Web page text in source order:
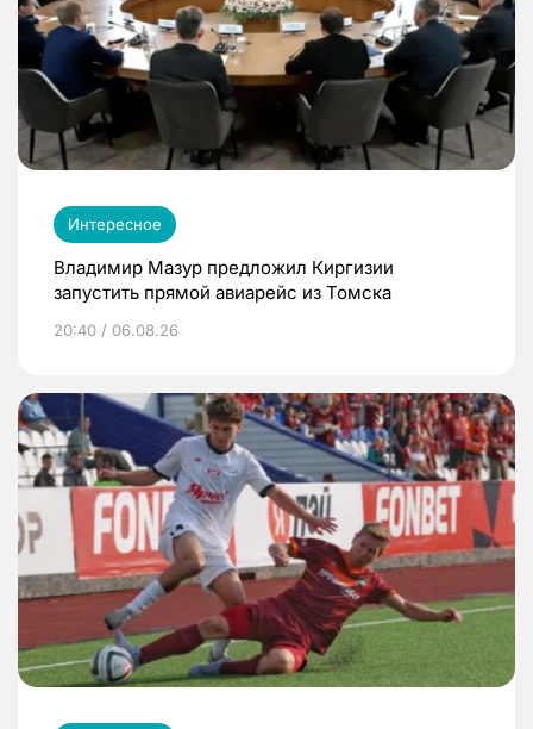
Интересное
Владимир Мазур предложил Киргизии
запустить прямой авиарейс из Томска
20:40 / 06.08.26